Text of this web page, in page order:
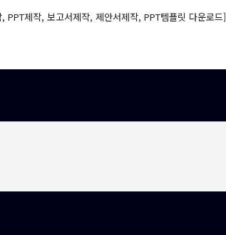
PPT제작, 보고서제작, 제안서제작, PPT템플릿 다운로드]